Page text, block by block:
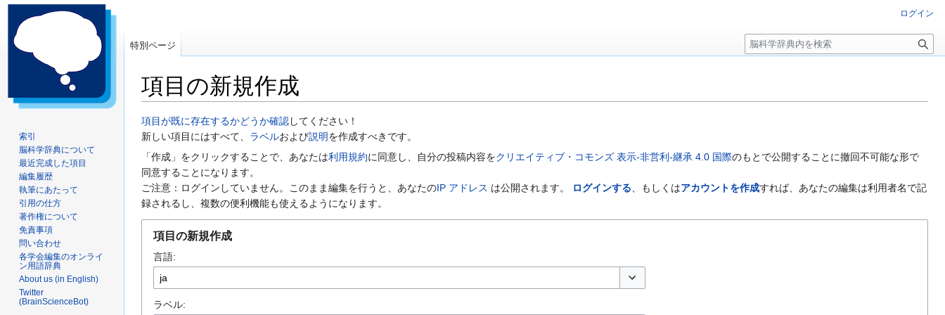
項目の新規作成
ナ
ビ
ゲ
ー
シ
ョ
検
索
に
移
動
項目が既に存在するかどうか確認してください！
新しい項目にはすべて、 ラベルおよび説明を作成すべきです。
「作成」をクリックすることで、あなたは利用規約に同意し、自分の投稿内容をクリエイティブ・コモンズ 表示-非営利-継承 4.0 国際のもとで公開することに撤回不可能な形で
同意することになります。
ご注意：ログインしていません。このまま編集を行うと、あなたのIP アドレス は公開されます。 ログインする、もしくはアカウントを作成すれば、あなたの編集は利用者名で記
録されるし、複数の便利機能も使えるようになります。
項目の新規作成
言語:
ラベル:
ログイン
特別ページ
検
索
索引
脳科学辞典について
最近完成した項目
編集履歴
執筆にあたって
引用の仕方
著作権について
免責事項
問い合わせ
各学会編集のオンライ
ン用語辞典
About us (in English)
Twitter
(BrainScienceBot)